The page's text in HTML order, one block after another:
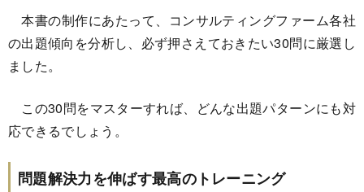
本書の制作にあたって、コンサルティングファーム各社
の出題傾向を分析し、必ず押さえておきたい30問に厳選し
ました。
この30問をマスターすれば、どんな出題パターンにも対
応できるでしょう。
問題解決力を伸ばす最高のトレーニング